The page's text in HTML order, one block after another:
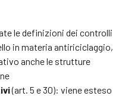
le definizioni dei controlli
in materia antiriciclaggio,
anche le strutture
(art. 5 e 30): viene esteso